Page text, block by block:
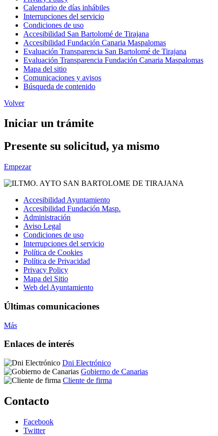
Calendario de días inhábiles
Interrupciones del servicio
Condiciones de uso
Accesibilidad San Bartolomé de Tirajana
Accesibilidad Fundación Canaria Maspalomas
Evaluación Transparencia San Bartolomé de Tirajana
Evaluación Transparencia Fundación Canaria Maspalomas
Mapa del sitio
Comunicaciones y avisos
Búsqueda de contenido
Volver
Iniciar un trámite
Presente su solicitud, ya mismo
Empezar
Accesibilidad Ayuntamiento
Accesibilidad Fundación Masp.
Administración
Aviso Legal
Condiciones de uso
Interrupciones del servicio
Política de Cookies
Política de Privacidad
Privacy Policy
Mapa del Sitio
Web del Ayuntamiento
Últimas comunicaciones
Más
Enlaces de interés
Dni Electrónico
Gobierno de Canarias
Cliente de firma
Contacto
Facebook
Twitter